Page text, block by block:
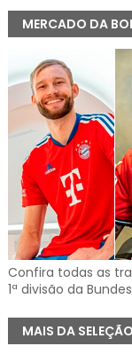
MERCADO DA
Confira todas as
1ª divisão da
MAIS DA